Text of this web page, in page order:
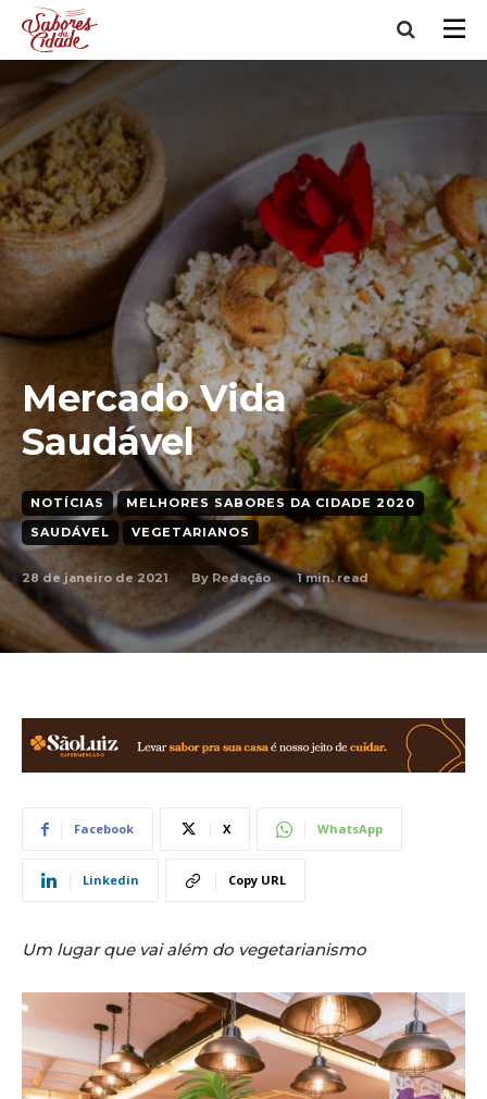
Mercado Vida
Saudável
NOTÍCIAS
MELHORES SABORES DA CIDADE 2020
SAUDÁVEL
VEGETARIANOS
28 de janeiro de 2021 By Redação 1min. read
Facebook X WhatsApp
Linkedin Copy URL
Um lugar que vai além do vegetarianismo